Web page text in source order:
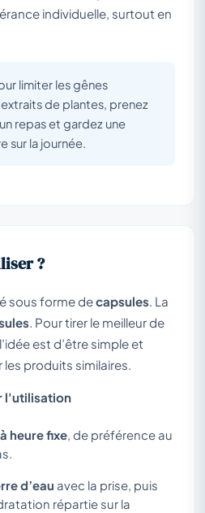
individuelle, surtout en
limiter les gênes
de plantes, prenez
repas et gardez une
sur la journée.
?
sous forme decapsules. La
. Pour tirer le meilleur de
est d’être simple et
les produits similaires.
l'utilisation
heure fixe, de préférence au
d’eau avec la prise, puis
répartie sur la